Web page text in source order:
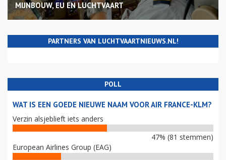
MIJNBOUW, EU EN LUCHTVAART
PARTNERS VAN LUCHTVAARTNIEUWS.NL!
POLL
WAT IS EEN GOEDE NIEUWE NAAM VOOR AIR FRANCE-KLM?
Verzin alsjeblieft iets anders
47% (81 stemmen)
European Airlines Group (EAG)